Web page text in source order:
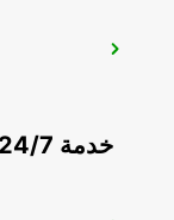
خدمة 24/7 في معظم المطارات الرئيسية